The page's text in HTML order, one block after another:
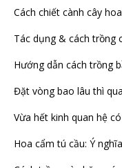
Cách chiết cành cây
Tác dụng & cách trồng
Hướng dẫn cách trồng
Đặt vòng bao lâu thì
Vừa hết kinh quan hệ
Hoa cẩm tú cầu: Ý